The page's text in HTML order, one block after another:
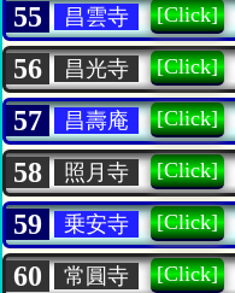
55 昌雲寺 [Click]
56 昌光寺 [Click]
57 昌壽庵 [Click]
58 照月寺 [Click]
59 乗安寺 [Click]
60 常圓寺 [Click]